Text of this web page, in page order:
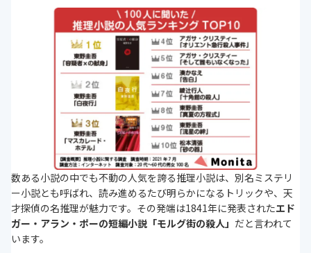
青春推理小説人気おすすめ商品比較一覧表
サスペンス・スリラー推理小説人気おすすめランキ
ング7選
サスペンス・スリラーな推理小説おすすめ商品比較
一覧表
イヤミス推理小説人気おすすめランキング6選
イヤミス推理小説人気おすすめ商品比較一覧表
短編推理小説人気おすすめランキング5選
短編推理小説人気おすすめ商品比較一覧表
アンケート後に人気が出たおすすめの推理小説3選
通販サイトの最新売れ筋ランキングもチェック！
推理小説の選び方
ミステリーの書き方や舞台裏がのぞける本
無料で読める「アプリや電子書籍」もチェック
2023年に話題となったおすすめ推理小説をチェッ
ク
数ある小説の中でも不動の人気を誇る推理小説は、別名ミステリ
ー小説とも呼ばれ、読み進めるたび明らかになるトリックや、天
才探偵の名推理が魅力です。その発端は1841年に発表されたエド
ガー・アラン・ポーの短編小説「モルグ街の殺人」 だと言われて
います。